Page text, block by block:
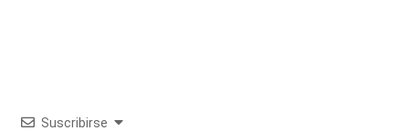
Suscribirse